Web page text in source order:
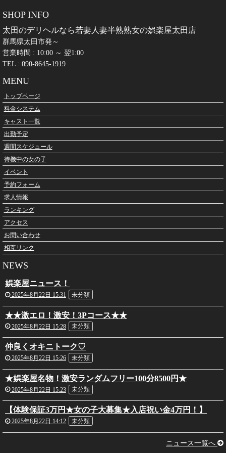
SHOP INFO
太田のデリヘルなら若妻人妻半熟熟女の娯楽屋太田店
群馬県太田市発～
営業時間 : 10:00 ～ 翌1:00
TEL : 090-8645-1919
MENU
トップページ
料金システム
キャスト一覧
出勤予定
週間スケジュール
待機中の女の子
イベント
予約フォーム
求人情報
ランキング
アクセス
お問い合わせ
相互リンク
NEWS
娯楽屋ニュース！
2025年8月22日 15:31 未分類
★★激エロ！激安！3Pコース★★
2025年8月22日 15:28 未分類
仲良くオキニトーク♡
2025年8月22日 15:26 未分類
★娯楽屋名物！激安ランダムフリー100分8500円★
2025年8月22日 15:23 未分類
【体験保証3万円★女の子大募集★入店祝い金4万円！】
2025年8月22日 14:12 未分類
ニュース一覧へ